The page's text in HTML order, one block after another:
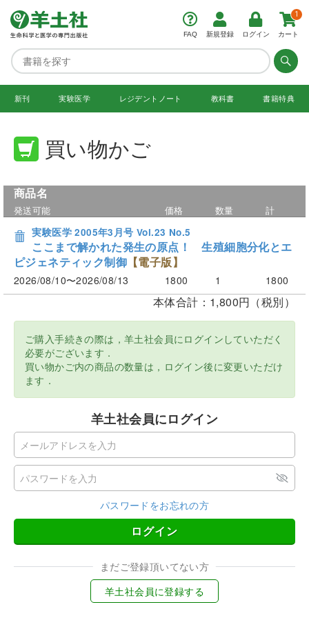
FAQ 新規登録 ログイン カート
1
新刊 実験医学 レジデント ノート 教科書 書籍特典
買い物かご
商品名
発送可能 価格 数量
計
実験医学 2005年3月号 Vol.23 No.5
ここまで解かれた発生の原点！ 生殖細胞分化とエ
ピジェネティック制御 【電子版】
2026/08/10〜2026/08/13 1800 1 1800
本体合計：1,800円（税別）
ご購入手続きの際は，羊土社会員にログインしていただく
必要がございます．
買い物かご内の商品の数量は，ログイン後に変更いただけ
ます．
羊土社会員にログイン
パスワードをお忘れの方
ログイン
まだご登録頂いてない方
羊土社会員に登録する